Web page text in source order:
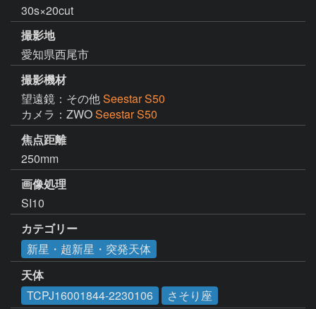
30s×20cut
撮影地
愛知県西尾市
撮影機材
望遠鏡：その他Seestar S50
カメラ：ZWOSeestar S50
焦点距離
250mm
画像処理
SI10
カテゴリー
新星・超新星・突発天体
天体
TCPJ16001844-2230106
さそり座